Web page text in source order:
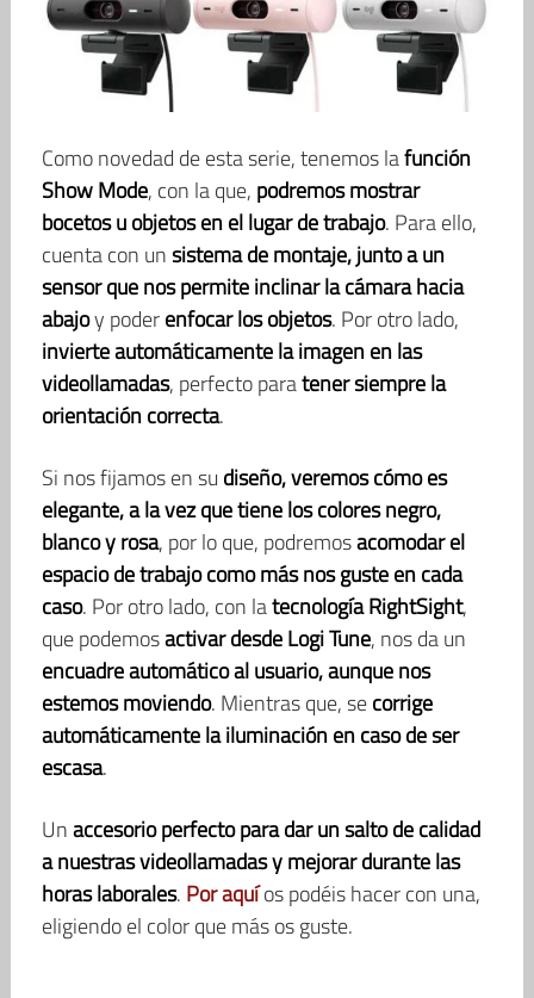
Como novedad de esta serie, tenemos lafunción
Show Mode, con la que, podremos mostrar
bocetos u objetos en el lugar de trabajo. Para ello,
cuenta con unsistema de montaje, junto a un
sensor que nos permite inclinar la cámara hacia
abajoy poderenfocar los objetos. Por otro lado,
invierte automáticamente la imagen en las
videollamadas, perfecto paratener siempre la
orientación correcta.
Si nos fijamos en su diseño, veremos cómo es
elegante, a la vez que tiene los colores negro,
blanco y rosa, por lo que, podremosacomodar el
espacio de trabajo como más nos guste en cada
caso. Por otro lado, con latecnología RightSight,
que podemosactivar desde Logi Tune, nos da un
encuadre automático al usuario, aunque nos
estemos moviendo. Mientras que, secorrige
automáticamente la iluminación en caso de ser
escasa.
Unaccesorio perfecto para dar un salto de calidad
a nuestras videollamadas y mejorar durante las
horas laborales. Por aquíos podéis hacer con una,
eligiendo el color que más os guste.